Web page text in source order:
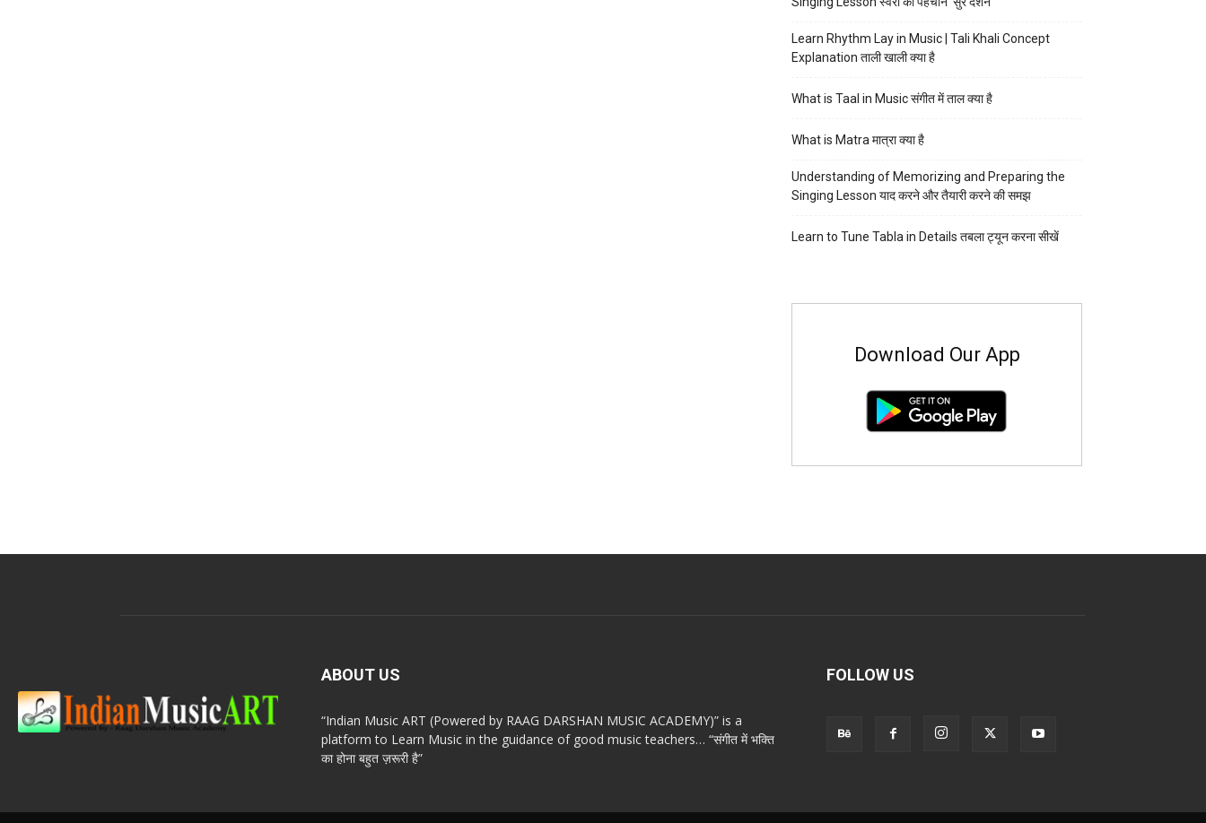
Learn Rhythm Lay in Music | Tali Khali Concept
Explanation ताली खाली क्या है
What is Taal in Music संगीत में ताल क्या है
What is Matra मात्रा क्या है
Understanding of Memorizing and Preparing the
Singing Lesson याद करने और तैयारी करने की समझ
Learn to Tune Tabla in Details तबला ट्यून करना सीखें
Download Our App
ABOUT US
“Indian Music ART (Powered by RAAG DARSHAN MUSIC ACADEMY)” is a
platform to Learn Music in the guidance of good music teachers… “संगीत में भक्ति
का होना बहुत ज़रूरी है”
FOLLOW US